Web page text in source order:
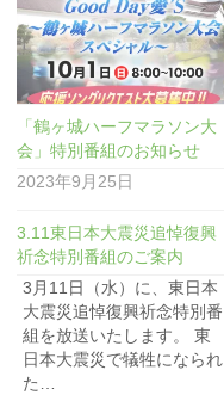
「鶴ヶ城ハーフマラソン大
会」特別番組のお知らせ
2023年9月25日
3.11東日本大震災追悼復興
祈念特別番組のご案内
3月11日（水）に、東日本
大震災追悼復興祈念特別番
組を放送いたします。 東
日本大震災で犠牲になられ
た…